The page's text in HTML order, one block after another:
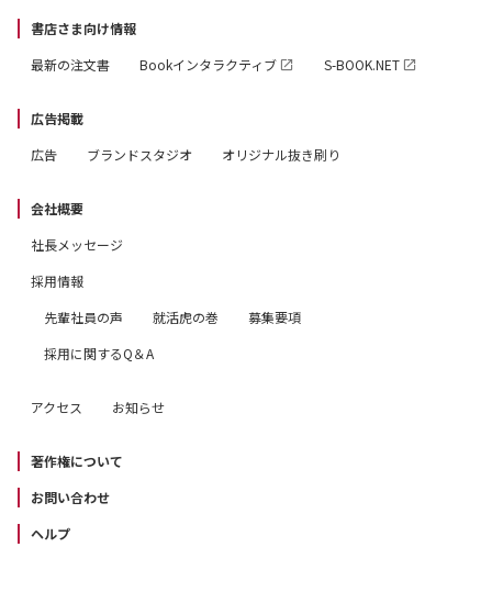
書店さま向け情報
最新の注文書
Bookインタラクティブ S-BOOK.NET
広告掲載
広告
ブランドスタジオ オリジナル抜き刷り
会社概要
社長メッセージ
採用情報
先輩社員の声
就活虎の巻
募集要項
採用に関するQ＆A
アクセス お知らせ
著作権について
お問い合わせ
ヘルプ